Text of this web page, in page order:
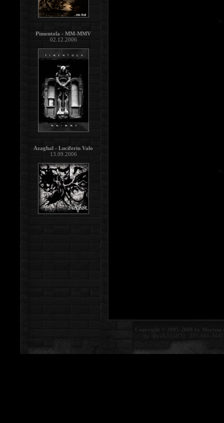
Copyright © 2005-2008 by Mortem
by MiraX33 [ICQ : 231-041-344]
Pimentola - MM-MMV
02.12.2006
Azaghal - Luciferin Valo
13.09.2006